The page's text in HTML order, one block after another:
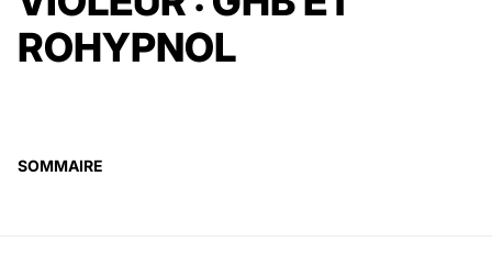
ROHYPNOL
SOMMAIRE